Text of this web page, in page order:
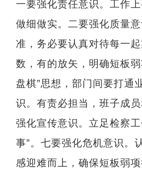
一要强化责任意识。工作
做细做实。二要强化质量
准，务必要认真对待每一
数，有的放矢，明确短板
盘棋”思想，部门间要打通
识。有责必担当，班子成
强化宣传意识。立足检察
事”。七要强化危机意识。
感迎难而上，确保短板弱项